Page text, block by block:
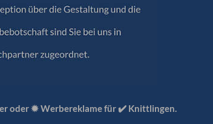
oder ✹ Werbereklame für ✔️ Knittlingen.